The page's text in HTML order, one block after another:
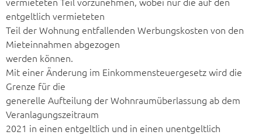
entgeltlich vermieteten
Teil der Wohnung entfallenden Werbungskosten von den
Mieteinnahmen abgezogen
werden können.
Mit einer Änderung im Einkommensteuergesetz wird die
Grenze für die
generelle Aufteilung der Wohnraumüberlassung ab dem
Veranlagungszeitraum
2021 in einen entgeltlich und in einen unentgeltlich